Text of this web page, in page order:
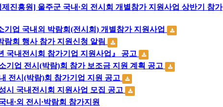
진흥원] 울주군 국내∙외 전시회 개별참가 지원사업 상반기 참가
기업 국내외 박람회(전시회) 개별참가 지원사업
람회 행사 참가 지원신청 알림
국내전시회 참가기업 지원사업』 공고
기업 전시(박람)회 참가 보조금 지원 계획 공고
전시(박람)회 참가기업 지원 공고
시 국내전시회 지원사업 모집 공고
내∙외 전시∙박람회 참가지원